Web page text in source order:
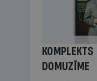
DOMUZĪME